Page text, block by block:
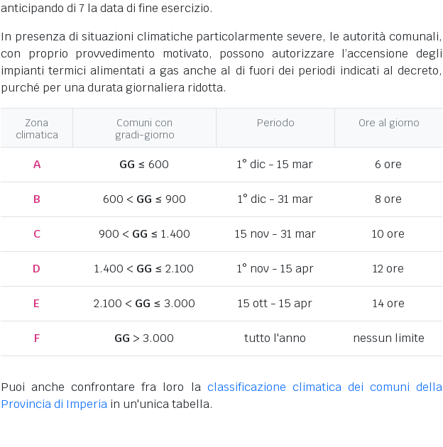
anticipando di 7 la data di fine esercizio.
In presenza di situazioni climatiche particolarmente severe, le autorità comunali,
con proprio provvedimento motivato, possono autorizzare l’accensione degli
impianti termici alimentati a gas anche al di fuori dei periodi indicati al decreto,
purché per una durata giornaliera ridotta.
Zona
climatica
Comuni con
gradi-giorno
Periodo Ore al giorno
A GG ≤ 600 1° dic - 15 mar 6 ore
B 600 < GG ≤ 900 1° dic - 31 mar 8 ore
C 900 < GG ≤ 1.400 15 nov - 31 mar 10 ore
D 1.400 < GG ≤ 2.100 1° nov - 15 apr 12 ore
E 2.100 < GG ≤ 3.000 15 ott - 15 apr 14 ore
F GG > 3.000 tutto l'anno nessun limite
Puoi anche confrontare fra loro la classificazione climatica dei comuni della
Provincia di Imperia in un'unica tabella.